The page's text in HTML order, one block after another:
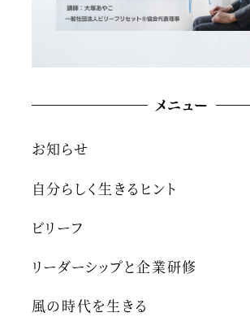
メニュー
お知らせ
自分らしく生きるヒント
ビリーフ
リーダーシップと企業研修
風の時代を生きる